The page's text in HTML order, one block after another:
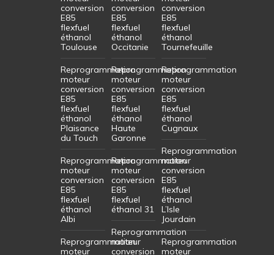
Reprogrammation
moteur
conversion
E85
flexfuel
éthanol
Toulouse
Reprogrammation
moteur
conversion
E85
flexfuel
éthanol
Plaisance
du Touch
Reprogrammation
moteur
conversion
E85
flexfuel
éthanol
Albi
Reprogrammation
moteur
conversion
E85
flexfuel
éthanol
Occitanie
Reprogrammation
moteur
conversion
E85
flexfuel
éthanol
Haute
Garonne
Reprogrammation
moteur
conversion
E85
flexfuel
éthanol 31
Reprogrammation
moteur
conversion
E85
flexfuel
éthanol
Tournefeuille
Reprogrammation
moteur
conversion
E85
flexfuel
éthanol
Cugnaux
Reprogrammation
moteur
conversion
E85
flexfuel
éthanol
L’Isle
Jourdain